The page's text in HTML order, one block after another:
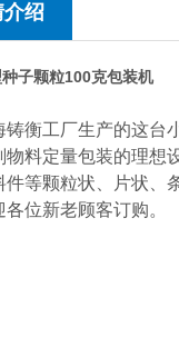
绍
子颗粒100克包装机
工厂生产的这台小
物料定量包装的理想
件等颗粒状、片状、
位新老顾客订购。